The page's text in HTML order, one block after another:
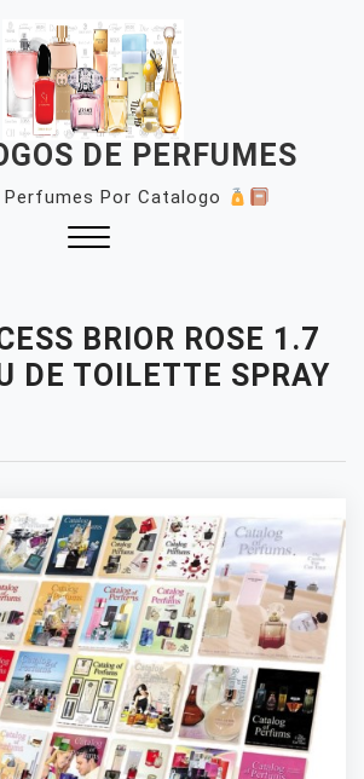
DE PERFUMES
Por Catalogo
BRIOR ROSE 1.7
DE TOILETTE SPRAY